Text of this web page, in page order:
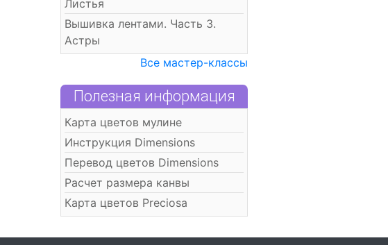
Листья
Вышивка лентами. Часть 3.
Астры
Все мастер-классы
Полезная информация
Карта цветов мулине
Инструкция Dimensions
Перевод цветов Dimensions
Расчет размера канвы
Карта цветов Preciosa